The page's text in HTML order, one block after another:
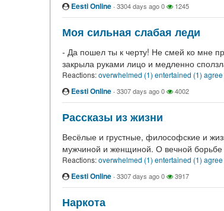
Eesti Online · 3304 days ago 0 1245
Моя сильная слабая леди
- Да пошел ты к черту! Не смей ко мне
закрыла руками лицо и медленно
Reactions: overwhelmed (1) entertained (1) agree
Eesti Online · 3307 days ago 0 4002
Рассказы из жизни
Весёлые и грустные, философские и
мужчиной и женщиной. О вечной борьбе
Reactions: overwhelmed (1) entertained (1) agree
Eesti Online · 3307 days ago 0 3917
Наркота